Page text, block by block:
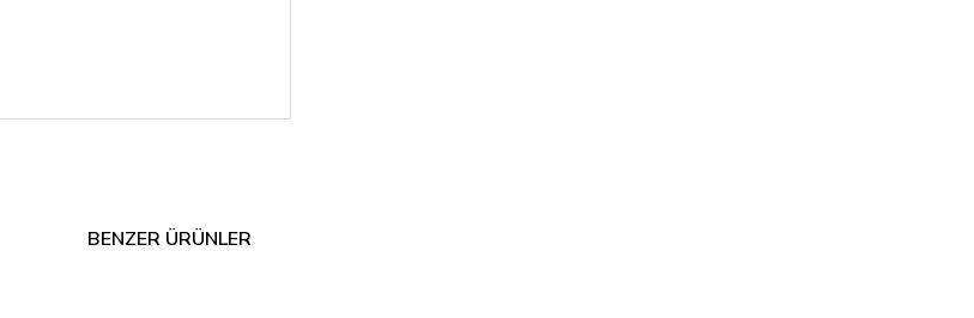
BENZER ÜRÜNLER